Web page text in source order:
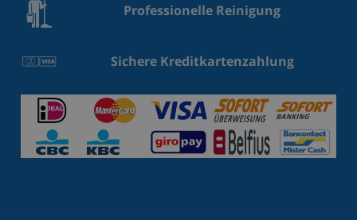
Professionelle Reinigung
Sichere Kreditkartenzahlung